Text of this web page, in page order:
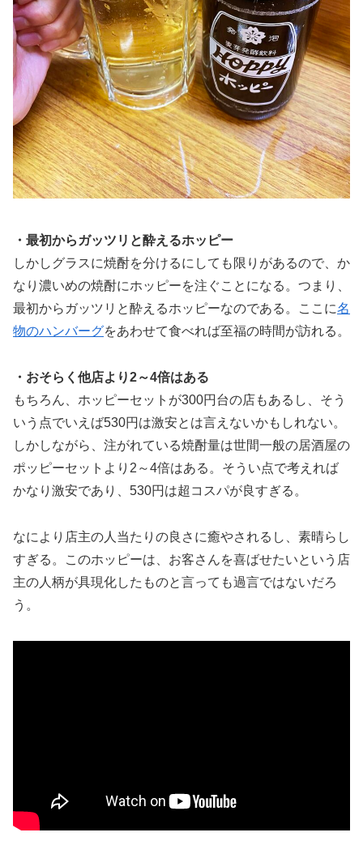
・最初からガッツリと酔えるホッピー
しかしグラスに焼酎を分けるにしても限りがあるので、か
なり濃いめの焼酎にホッピーを注ぐことになる。つまり、
最初からガッツリと酔えるホッピーなのである。ここに名
物のハンバーグをあわせて食べれば至福の時間が訪れる。
・おそらく他店より2～4倍はある
もちろん、ホッピーセットが300円台の店もあるし、そう
いう点でいえば530円は激安とは言えないかもしれない。
しかしながら、注がれている焼酎量は世間一般の居酒屋の
ポッピーセットより2～4倍はある。そうい点で考えれば
かなり激安であり、530円は超コスパが良すぎる。
なにより店主の人当たりの良さに癒やされるし、素晴らし
すぎる。このホッピーは、お客さんを喜ばせたいという店
主の人柄が具現化したものと言っても過言ではないだろ
う。